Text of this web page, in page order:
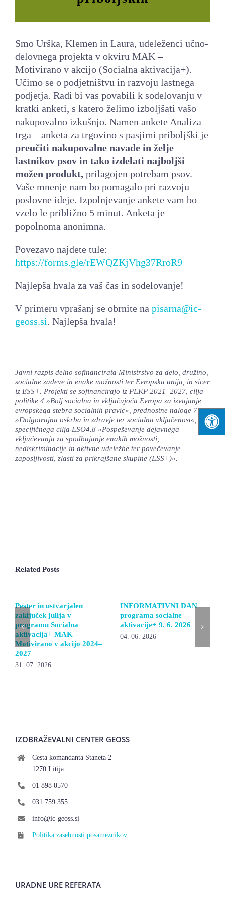
KNJIŽNICA
60-LETNICA
Smo Urška, Klemen in Laura, udeleženci učno-
delovnega projekta v okviru MAK –
Motivirano v akcijo (Socialna aktivacija+).
Učimo se o podjetništvu in razvoju lastnega
podjetja. Radi bi vas povabili k sodelovanju v
kratki anketi, s katero želimo izboljšati vašo
nakupovalno izkušnjo. Namen ankete Analiza
trga – anketa za trgovino s pasjimi priboljški je
preučiti nakupovalne navade in želje
lastnikov psov in tako izdelati najboljši
možen produkt,prilagojen potrebam psov.
Vaše mnenje nam bo pomagalo pri razvoju
poslovne ideje. Izpolnjevanje ankete vam bo
vzelo le približno 5 minut. Anketa je
popolnoma anonimna.
Povezavo najdete tule:
https://forms.gle/rEWQZKjVhg37RroR9
Najlepša hvala za vaš čas in sodelovanje!
V primeru vprašanj se obrnite na pisarna@ic-
geoss.si. Najlepša hvala!
Javni razpis delno sofinancirata Ministrstvo za delo, družino,
socialne zadeve in enake možnosti ter Evropska unija, in sicer
iz ESS+. Projekti se sofinancirajo iz PEKP 2021–2027, cilja
politike 4 »Bolj socialna in vključujoča Evropa za izvajanje
evropskega stebra socialnih pravic«, prednostne naloge 7
»Dolgotrajna oskrba in zdravje ter socialna vključenost«,
specifičnega cilja ESO4.8 »Pospeševanje dejavnega
vključevanja za spodbujanje enakih možnosti,
nediskriminacije in aktivne udeležbe ter povečevanje
zaposljivosti, zlasti za prikrajšane skupine (ESS+)«.
Related Posts
Pester in ustvarjalen
zaključek julija v
programu Socialna
aktivacija+ MAK –
Motivirano v akcijo 2024–
2027
31. 07. 2026
INFORMATIVNI DAN
programa socialne
aktivacije+ 9. 6. 2026
04. 06. 2026
IZOBRAŽEVALNI CENTER GEOSS
Cesta komandanta Staneta 2
1270 Litija
01 898 0570
031 759 355
info@ic-geoss.si
Politika zasebnosti posameznikov
URADNE URE REFERATA